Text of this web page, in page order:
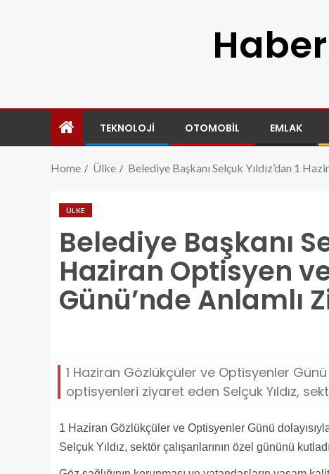
TEKNOLOJI OTOMOBIL EMLAK
Home Ülke Belediye Başkanı Selçuk Yıldız’dan 1
ÜLKE
Belediye Başkanı
Haziran Optisyen
Günü’nde Anlamlı
1 Haziran Gözlükçüler ve Optisyenler
optisyenleri ziyaret eden Selçuk Yıldız,
1 Haziran Gözlükçüler ve Optisyenler Günü
Selçuk Yıldız, sektör çalışanlarının özel gününü